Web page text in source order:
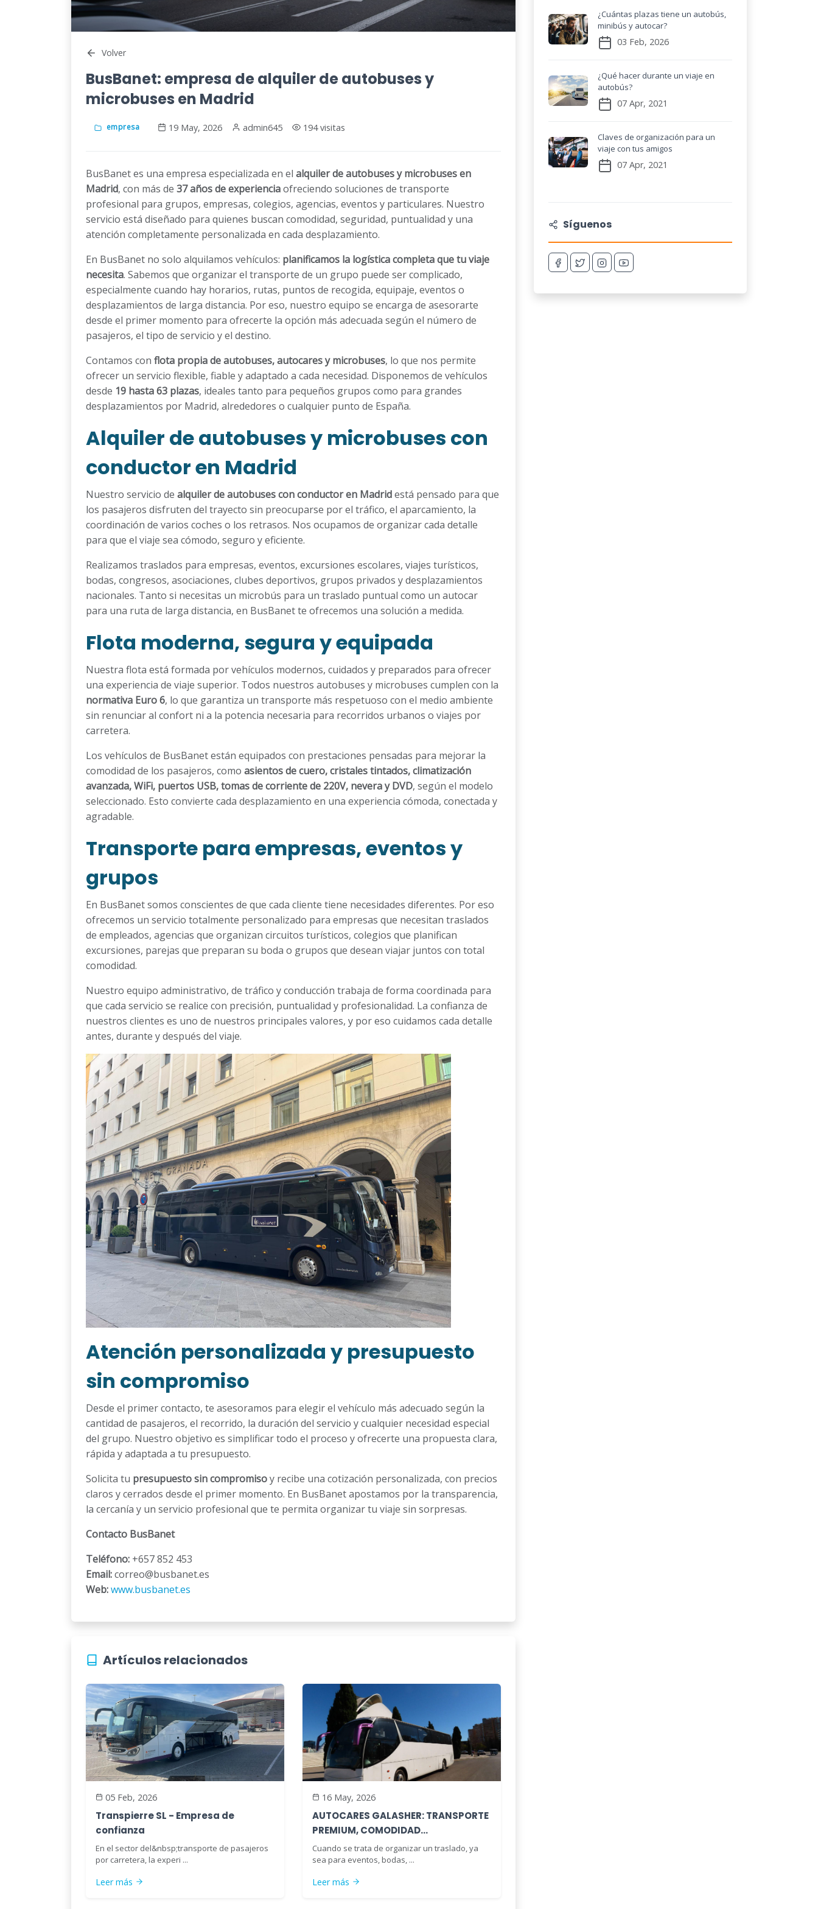
Volver
BusBanet: empresa de alquiler de autobuses y
microbuses en Madrid
empresa 19 May, 2026 admin645 194 visitas
BusBanet es una empresa especializada en el alquiler de autobuses y microbuses en
Madrid, con más de 37 años de experienciaofreciendo soluciones de transporte
profesional para grupos, empresas, colegios, agencias, eventos y particulares. Nuestro
servicio está diseñado para quienes buscan comodidad, seguridad, puntualidad y una
atención completamente personalizada en cada desplazamiento.
En BusBanet no solo alquilamos vehículos: planificamos la logística completa que tu viaje
necesita. Sabemos que organizar el transporte de un grupo puede ser complicado,
especialmente cuando hay horarios, rutas, puntos de recogida, equipaje, eventos o
desplazamientos de larga distancia. Por eso, nuestro equipo se encarga de asesorarte
desde el primer momento para ofrecerte la opción más adecuada según el número de
pasajeros, el tipo de servicio y el destino.
Contamos con flota propia de autobuses, autocares y microbuses, lo que nos permite
ofrecer un servicio flexible, fiable y adaptado a cada necesidad. Disponemos de vehículos
desde 19 hasta 63 plazas, ideales tanto para pequeños grupos como para grandes
desplazamientos por Madrid, alrededores o cualquier punto de España.
Alquiler de autobuses y microbuses con
conductor en Madrid
Nuestro servicio de alquiler de autobuses con conductor en Madridestá pensado para que
los pasajeros disfruten del trayecto sin preocuparse por el tráfico, el aparcamiento, la
coordinación de varios coches o los retrasos. Nos ocupamos de organizar cada detalle
para que el viaje sea cómodo, seguro y eficiente.
Realizamos traslados para empresas, eventos, excursiones escolares, viajes turísticos,
bodas, congresos, asociaciones, clubes deportivos, grupos privados y desplazamientos
nacionales. Tanto si necesitas un microbús para un traslado puntual como un autocar
para una ruta de larga distancia, en BusBanet te ofrecemos una solución a medida.
Flota moderna, segura y equipada
Nuestra flota está formada por vehículos modernos, cuidados y preparados para ofrecer
una experiencia de viaje superior. Todos nuestros autobuses y microbuses cumplen con la
normativa Euro 6, lo que garantiza un transporte más respetuoso con el medio ambiente
sin renunciar al confort ni a la potencia necesaria para recorridos urbanos o viajes por
carretera.
Los vehículos de BusBanet están equipados con prestaciones pensadas para mejorar la
comodidad de los pasajeros, como asientos de cuero, cristales tintados, climatización
avanzada, WiFi, puertos USB, tomas de corriente de 220V, nevera y DVD, según el modelo
seleccionado. Esto convierte cada desplazamiento en una experiencia cómoda, conectada y
agradable.
Transporte para empresas, eventos y
grupos
En BusBanet somos conscientes de que cada cliente tiene necesidades diferentes. Por eso
ofrecemos un servicio totalmente personalizado para empresas que necesitan traslados
de empleados, agencias que organizan circuitos turísticos, colegios que planifican
excursiones, parejas que preparan su boda o grupos que desean viajar juntos con total
comodidad.
Nuestro equipo administrativo, de tráfico y conducción trabaja de forma coordinada para
que cada servicio se realice con precisión, puntualidad y profesionalidad. La confianza de
nuestros clientes es uno de nuestros principales valores, y por eso cuidamos cada detalle
antes, durante y después del viaje.
Atención personalizada y presupuesto
sin compromiso
Desde el primer contacto, te asesoramos para elegir el vehículo más adecuado según la
cantidad de pasajeros, el recorrido, la duración del servicio y cualquier necesidad especial
del grupo. Nuestro objetivo es simplificar todo el proceso y ofrecerte una propuesta clara,
rápida y adaptada a tu presupuesto.
Solicita tu presupuesto sin compromisoy recibe una cotización personalizada, con precios
claros y cerrados desde el primer momento. En BusBanet apostamos por la transparencia,
la cercanía y un servicio profesional que te permita organizar tu viaje sin sorpresas.
Contacto BusBanet
Teléfono: +657 852 453
Email:correo@busbanet.es
Web:www.busbanet.es
Artículos relacionados
05 Feb, 2026
Transpierre SL - Empresa de
confianza
En el sector del&nbsp;transporte de pasajeros
por carretera, la experi ...
Leer más
16 May, 2026
AUTOCARES GALASHER: TRANSPORTE
PREMIUM, COMODIDAD...
Cuando se trata de organizar un traslado, ya
sea para eventos, bodas, ...
Leer más
¿Cuántas plazas tiene un autobús,
minibús y autocar?
03 Feb, 2026
¿Qué hacer durante un viaje en
autobús?
07 Apr, 2021
Claves de organización para un
viaje con tus amigos
07 Apr, 2021
Síguenos